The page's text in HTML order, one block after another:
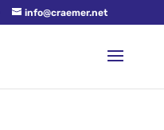
info@craemer.net